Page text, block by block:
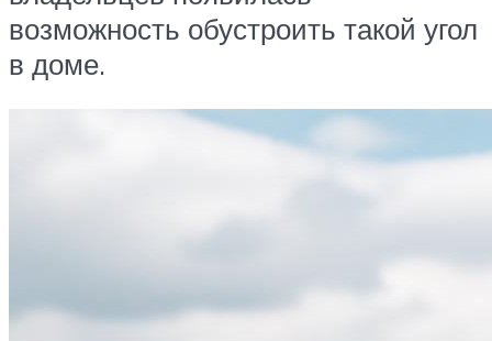
возможность обустроить такой угол
в доме.